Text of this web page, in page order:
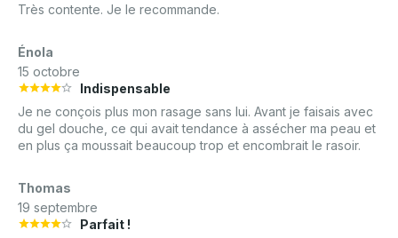
Très contente. Je le recommande.
Énola
15 octobre
Indispensable
Je ne conçois plus mon rasage sans lui. Avant je faisais avec
du gel douche, ce qui avait tendance à assécher ma peau et
en plus ça moussait beaucoup trop et encombrait le rasoir.
Thomas
19 septembre
Parfait !